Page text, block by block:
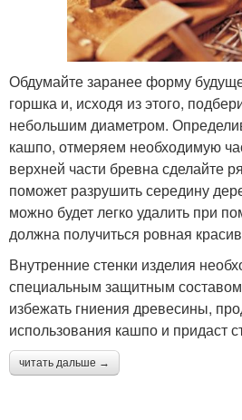
Обдумайте заранее форму
горшка и, исходя из этого,
небольшим диаметром.
кашпо, отмеряем необходимую
верхней части бревна сделайте
поможет разрушить середину
можно будет легко удалить при
должна получиться ровная
Внутренние стенки изделия
специальным защитным
избежать гниения древесины,
использования кашпо и придаст
читать дальше →